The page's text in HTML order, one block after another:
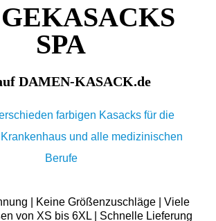
SPA
DAMEN-KASACK.de
farbigen Kasacks für die
und alle medizinischen
Berufe
| Keine Größenzuschläge | Viele
von XS bis 6XL | Schnelle Lieferung